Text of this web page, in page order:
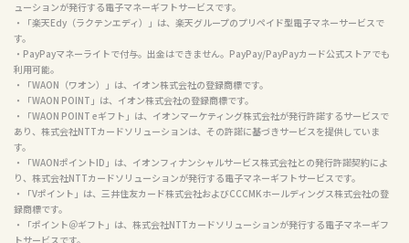
せは株式会社セブン・カードサービスではお受けしておりません。お問い合わせはフルーツ
メール事務局（
・「EdyギフトID」は、楽天Edy株式会社との発行許諾契約により、株式会社NTTカードソリ
ューションが発行する電子マネーギフトサービスです。
・「楽天Edy（ラクテンエディ）」は、楽天グループのプリペイド型電子マネーサービスで
す。
・PayPayマネーライトで付与。出金はできません。PayPay/PayPayカード公式ストアでも
利用可能。
・「WAON（ワオン）」は、イオン株式会社の登録商標です。
・「WAON POINT」は、イオン株式会社の登録商標です。
・「WAON POINT eギフト」は、イオンマーケティング株式会社が発行許諾するサービスで
あり、株式会社NTTカードソリューションは、その許諾に基づきサービスを提供していま
す。
・「WAONポイントID」は、イオンフィナンシャルサービス株式会社との発行許諾契約によ
り、株式会社NTTカードソリューションが発行する電子マネーギフトサービスです。